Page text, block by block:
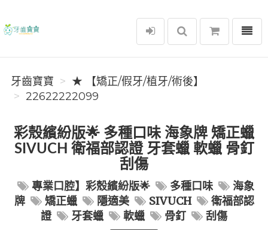
牙齒寶寶
選單
牙齒寶寶
★ 【矯正/假牙/植牙/術後】
22622222099
彩殼繽紛版🌟 多種口味 海象牌 矯正蠟
SIVUCH 衛福部認證 牙套蠟 軟蠟 骨釘
刮傷
專業口腔】彩殼繽紛版🌟 多種口味
海象
牌
矯正蠟 隱適美 SIVUCH
衛福部認
證
牙套蠟 軟蠟 骨釘 刮傷